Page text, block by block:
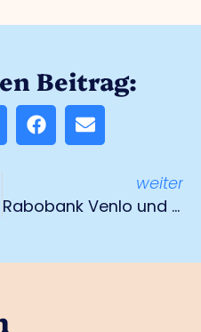
Beitrag:
weiter
Rabobank Venlo und Horst Venray machen gemeinsam weiter als Rabobank North Limburg